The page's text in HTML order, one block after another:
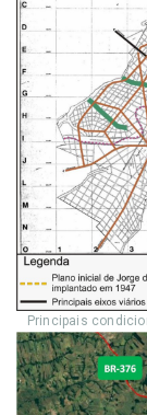
Principais